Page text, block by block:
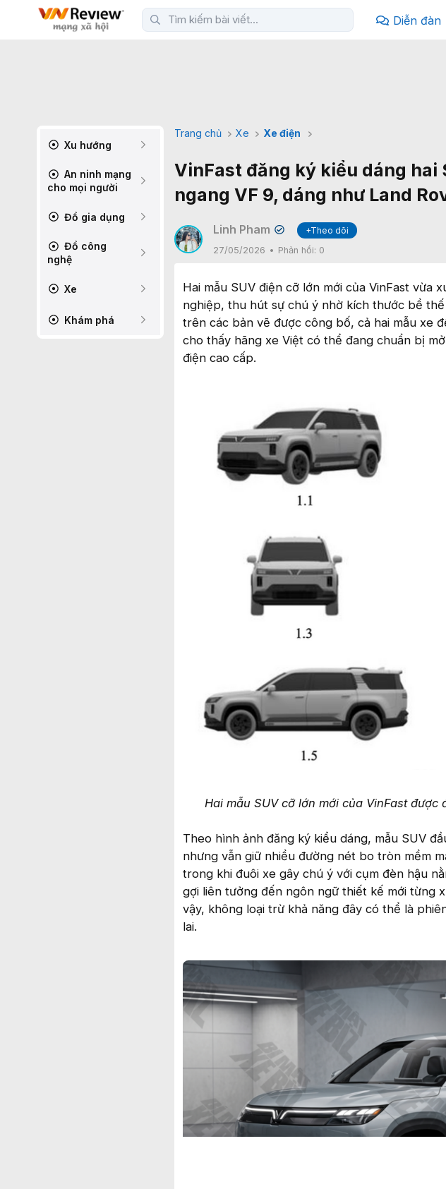
Diễn đàn
Xu hướng
An ninh mạng
cho mọi người
Đồ gia dụng
Đồ công
nghệ
Xe
Khám phá
Trang chủ Xe Xe điện
VinFast đăng ký kiểu dáng hai
ngang VF 9, dáng như Land
Linh Pham ✔
+Theo dõi
27/05/2026
Phản hồi: 0
Hai mẫu SUV điện cỡ lớn mới của VinFast vừa
nghiệp, thu hút sự chú ý nhờ kích thước bề
trên các bản vẽ được công bố, cả hai mẫu xe
cho thấy hãng xe Việt có thể đang chuẩn bị
điện cao cấp.
Hai mẫu SUV cỡ lớn mới của VinFast
Theo hình ảnh đăng ký kiểu dáng, mẫu SUV
nhưng vẫn giữ nhiều đường nét bo tròn mềm
trong khi đuôi xe gây chú ý với cụm đèn hậu
gợi liên tưởng đến ngôn ngữ thiết kế mới từng
vậy, không loại trừ khả năng đây có thể là
lai.